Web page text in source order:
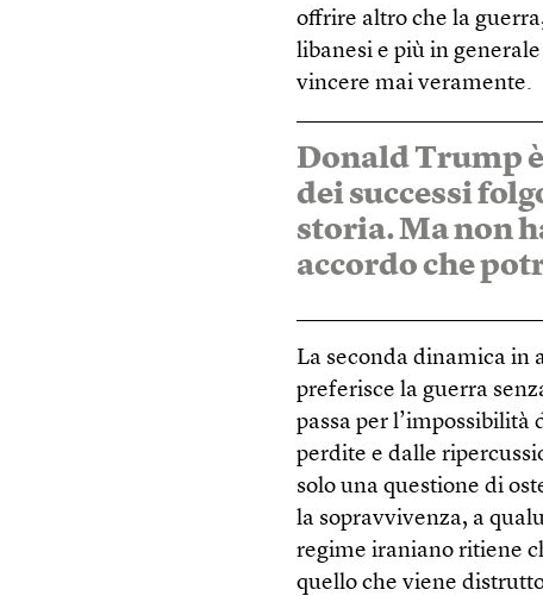
offrire altro che la
libanesi e più in
vincere mai veramente.
Donald Trump
dei successi
storia. Ma non
accordo che
La seconda dinamica in
preferisce la guerra
passa per
perdite e dalle
solo una questione di
la sopravvivenza, a
regime iraniano ritiene
quello che viene